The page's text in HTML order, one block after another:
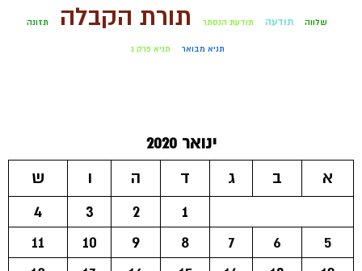
שלווה תודעה תודעת הנסתר תורת הקבלה תזונה
תניא מבואר תניא פרק ג
ינואר 2020
א
ב ג ד ה ו
ש
1
2
3
4
5
6
7
8
9
10
11